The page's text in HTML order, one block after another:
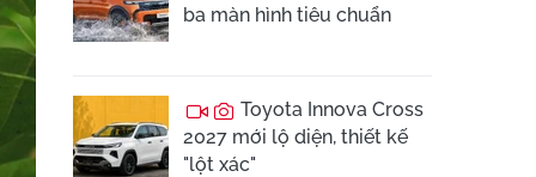
ba màn hình tiêu chuẩn
Toyota Innova Cross
2027 mới lộ diện, thiết kế
"lột xác"